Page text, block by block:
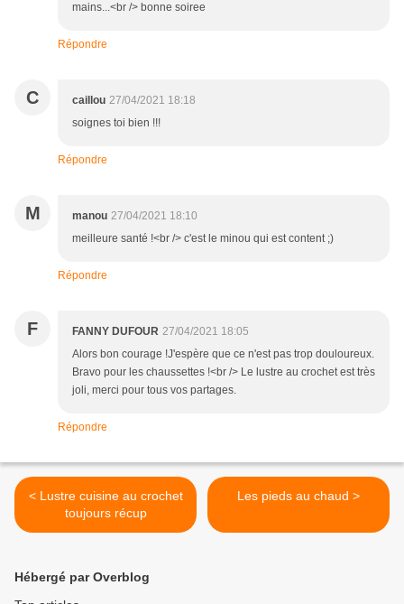
mains...<br /> bonne soiree
Répondre
C caillou 27/04/2021 18:18
soignes toi bien !!!
Répondre
M manou 27/04/2021 18:10
meilleure santé !<br /> c'est le minou qui est content ;)
Répondre
F FANNY DUFOUR 27/04/2021 18:05
Alors bon courage !J'espère que ce n'est pas trop douloureux.
Bravo pour les chaussettes !<br /> Le lustre au crochet est très
joli, merci pour tous vos partages.
Répondre
< Lustre cuisine au crochet
toujours récup
Les pieds au chaud >
Hébergé par Overblog